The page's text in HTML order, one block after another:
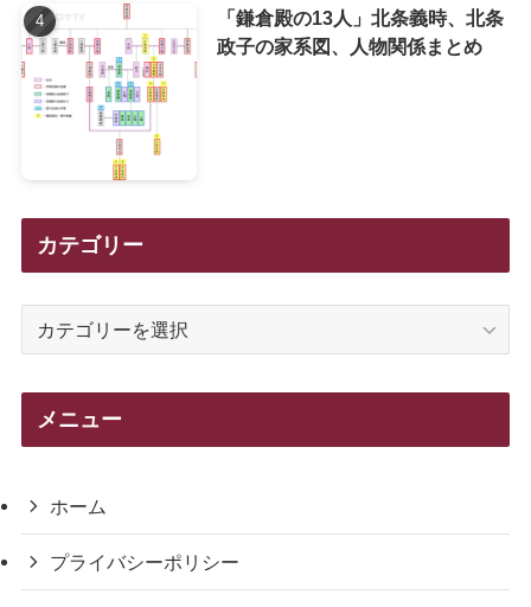
「鎌倉殿の13人」北条義時、北条
政子の家系図、人物関係まとめ
カテゴリー
メニュー
ホーム
プライバシーポリシー